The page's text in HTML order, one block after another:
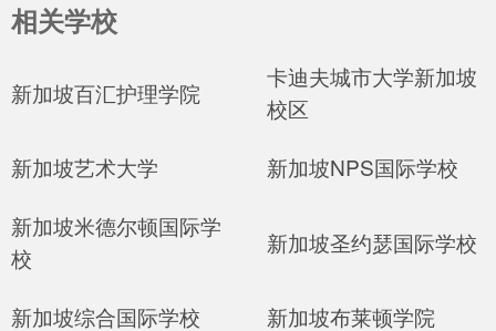
相关学校
新加坡百汇护理学院
卡迪夫城市大学新加坡
校区
新加坡艺术大学
新加坡NPS国际学校
新加坡米德尔顿国际学
校
新加坡圣约瑟国际学校
新加坡综合国际学校
新加坡布莱顿学院